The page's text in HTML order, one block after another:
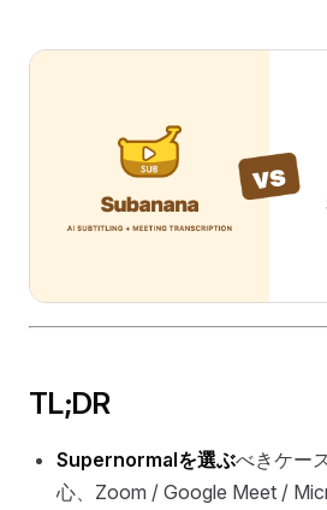
TL;DR
Supernormalを選ぶべきケー
心、Zoom / Google Meet /